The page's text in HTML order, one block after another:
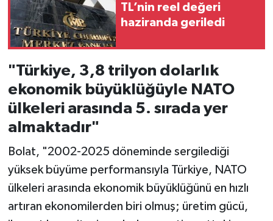
TL’nin reel değeri
haziranda geriledi
"Türkiye, 3,8 trilyon dolarlık
ekonomik büyüklüğüyle NATO
ülkeleri arasında 5. sırada yer
almaktadır"
Bolat, "2002-2025 döneminde sergilediği
yüksek büyüme performansıyla Türkiye, NATO
ülkeleri arasında ekonomik büyüklüğünü en hızlı
artıran ekonomilerden biri olmuş; üretim gücü,